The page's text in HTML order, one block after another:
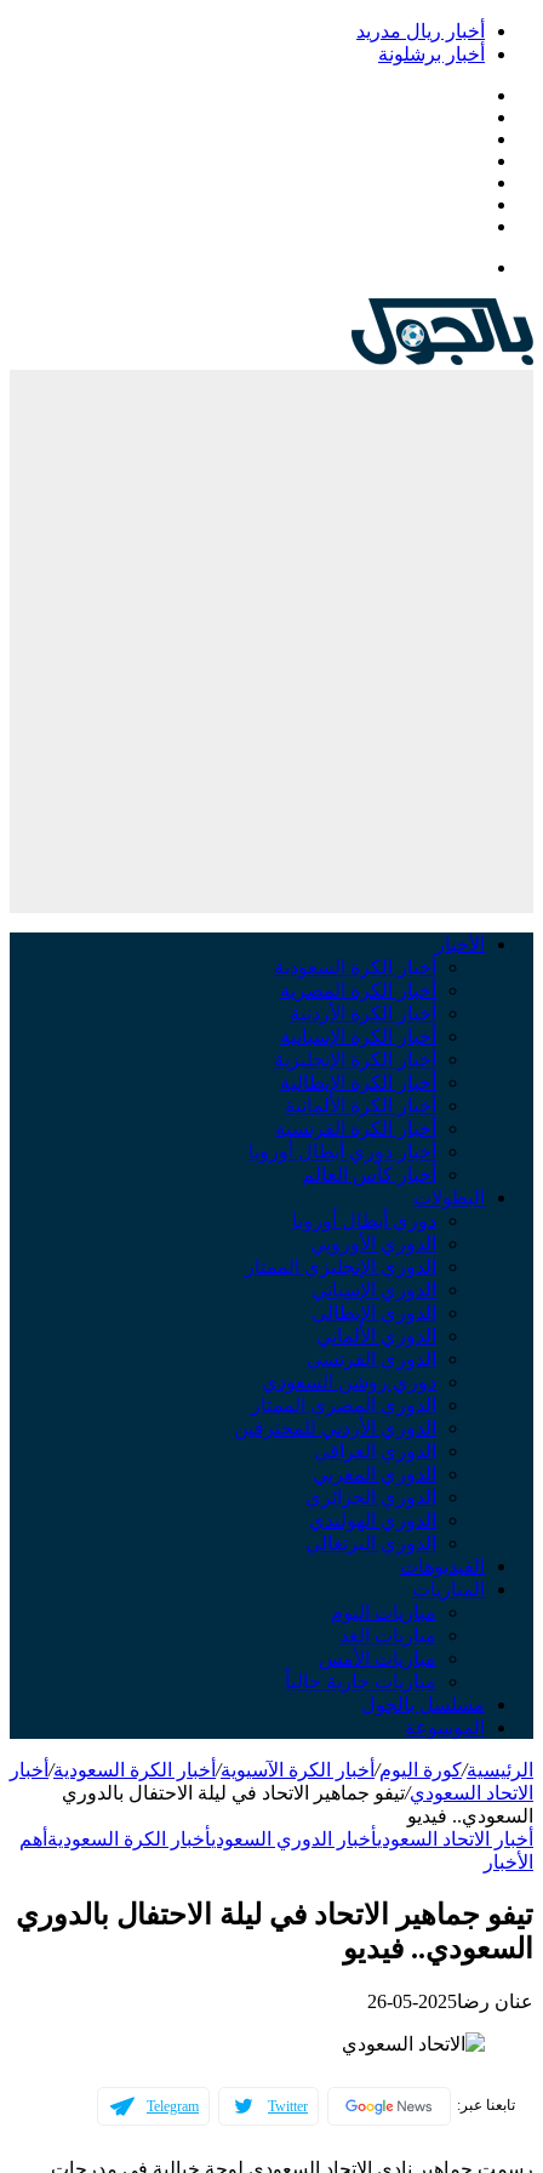
أخبار ريال مدريد
أخبار برشلونة
الأخبار
أخبار الكرة السعودية
أخبار الكرة المصرية
أخبار الكرة الأردنية
أخبار الكرة الإسبانية
أخبار الكرة الإنجليزية
أخبار الكرة الإيطالية
أخبار الكرة الألمانية
أخبار الكرة الفرنسية
أخبار دوري أبطال أوروبا
أخبار كأس العالم
البطولات
دوري أبطال أوروبا
الدوري الأوروبي
الدوري الإنجليزي الممتاز
الدوري الإسباني
الدوري الإيطالي
الدوري الألماني
الدوري الفرنسي
دوري روشن السعودي
الدوري المصري الممتاز
الدوري الأردني للمحترفين
الدوري العراقي
الدوري المغربي
الدوري الجزائري
الدوري الهولندي
الدوري البرتغالي
الفيديوهات
المباريات
مباريات اليوم
مباريات الغد
مباريات الأمس
مباريات جارية حالياً
مسلسل بالجول
الموسوعة
الرئيسية/كورة اليوم/ أخبار الكرة الآسيوية/ أخبار الكرة السعودية/ أخبار
الاتحاد السعودي/تيفو جماهير الاتحاد في ليلة الاحتفال بالدوري
السعودي.. فيديو
أخبار الاتحاد السعوديأخبار الدوري السعوديأخبار الكرة السعودية أهم
الأخبار
تيفو جماهير الاتحاد في ليلة الاحتفال بالدوري
السعودي.. فيديو
عنان رضا2025-05-26
تابعنا عبر: Twitter
Telegram
رسمت جماهير نادي الاتحاد السعودي لوحة خيالية في مدرجات